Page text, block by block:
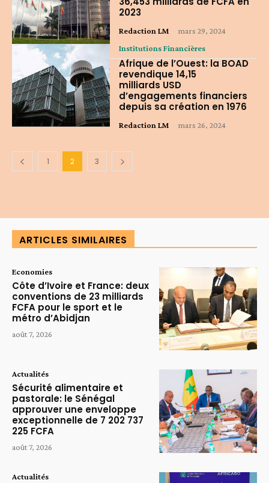
2023
Redaction LM - mars 29, 2024
Institutions Financières
Afrique de l’Ouest: la BOAD
revendique 14,15
milliards USD
d’engagements financiers
depuis sa création en 1976
Redaction LM - mars 26, 2024
1 2 3
ARTICLES SIMILAIRES
Economies
Côte d’Ivoire et France: deux
conventions de 23 milliards
FCFA pour le sport et le
métro d’Abidjan
août 7, 2026
Actualités
Sécurité alimentaire et
pastorale: le Sénégal
approuver une enveloppe
exceptionnelle de 7 202 737
225 FCFA
août 7, 2026
Actualités